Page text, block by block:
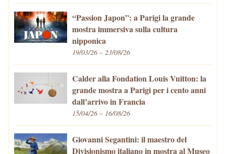
“Passion Japon”: a Parigi la grande
mostra immersiva sulla cultura
nipponica
19/03/26 – 23/08/26
Calder alla Fondation Louis Vuitton: la
grande mostra a Parigi per i cento anni
dall’arrivo in Francia
15/04/26 – 16/08/26
Giovanni Segantini: il maestro del
Divisionismo italiano in mostra al Museo